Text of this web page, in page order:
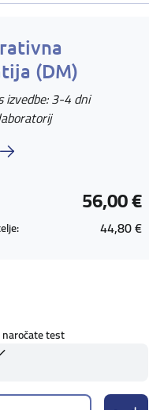
(DM)
izvedbe: 3-4 dni
56,00 €
44,80 €
test